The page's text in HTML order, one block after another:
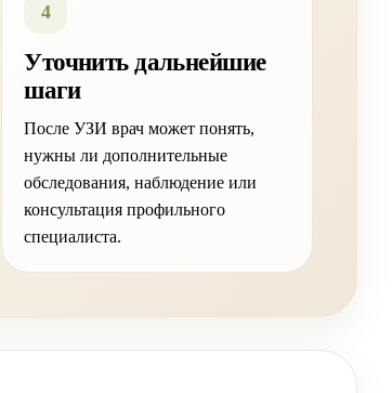
4
Уточнить дальнейшие
шаги
После УЗИ врач может понять,
нужны ли дополнительные
обследования, наблюдение или
консультация профильного
специалиста.